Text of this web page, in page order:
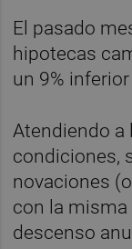
El pasado
hipotecas
un 9%
Atendiendo a
condiciones,
novaciones
con la misma
descenso